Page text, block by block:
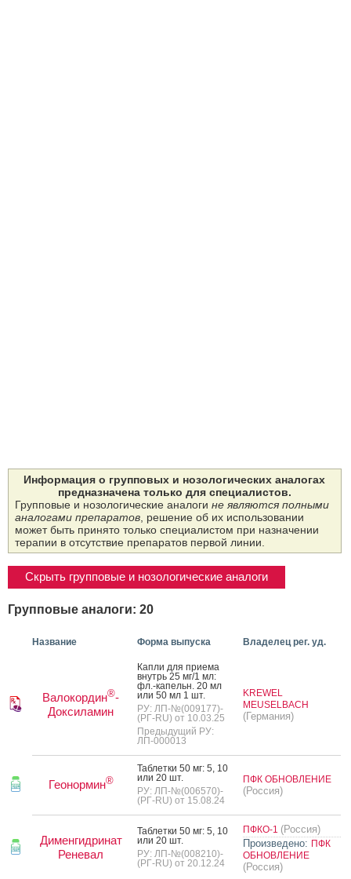
Информация о групповых и нозологических аналогах
предназначена только для специалистов.
Групповые и нозологические аналоги не являются полными
аналогами препаратов, решение об их использовании
может быть принято только специалистом при назначении
терапии в отсутствие препаратов первой линии.
Скрыть групповые и нозологические аналоги
Групповые аналоги: 20
Название Форма выпуска Владелец рег. уд.
Валокордин®-
Доксиламин
Кап­ли для при­ема
внутрь 25 мг/1 мл:
фл.-ка­пельн. 20 мл
или 50 мл 1 шт.
РУ: ЛП-№(009177)-
(РГ-RU) от 10.03.25
Предыдущий РУ:
ЛП-000013
KREWEL
MEUSELBACH
(Германия)
Геонормин®
Таб­летки 50 мг: 5, 10
или 20 шт.
РУ: ЛП-№(006570)-
(РГ-RU) от 15.08.24
ПФК ОБНОВЛЕНИЕ
(Россия)
Дименгидринат
Реневал
Таб­летки 50 мг: 5, 10
или 20 шт.
РУ: ЛП-№(008210)-
(РГ-RU) от 20.12.24
ПФКО-1 (Россия)
Произведено: ПФК
ОБНОВЛЕНИЕ
(Россия)